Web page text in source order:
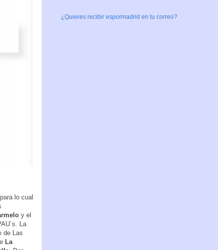
lo cual
y el
La
de Las
La
¿Quieres recibir espormadrid en tu correo?